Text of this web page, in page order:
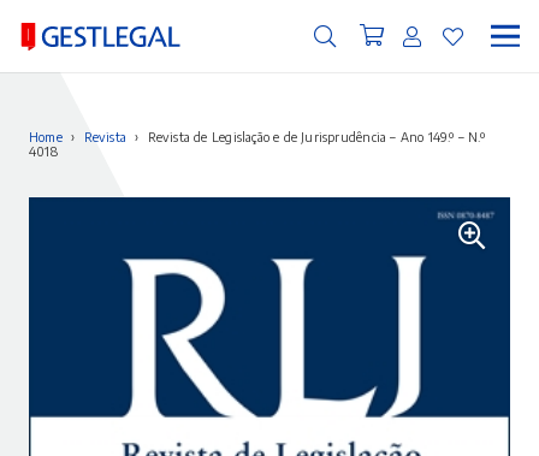
Home › Revista ›
Revista de Legislação e de Jurisprudência – Ano 149.º – N.º
4018